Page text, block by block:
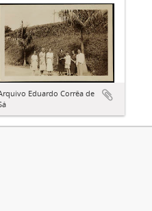
Eduardo Corrêa de